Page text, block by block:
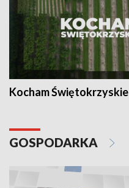
Kocham Świętokrzyskie
GOSPODARKA